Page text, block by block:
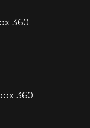
360
360